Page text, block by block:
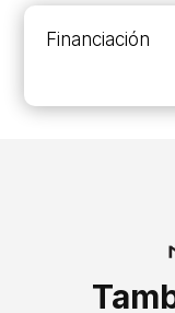
Financiación